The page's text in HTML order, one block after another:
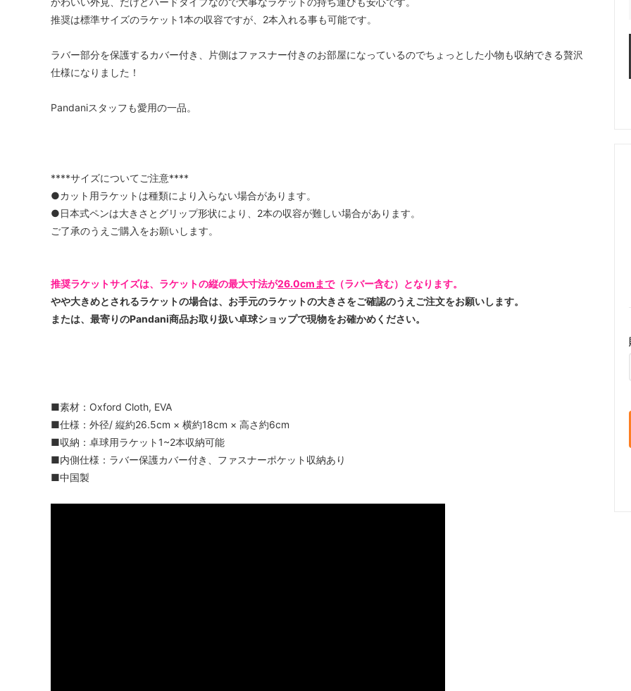
推奨は標準サイズのラケット1本の収容ですが、2本入れる事も可能です。
ラバー部分を保護するカバー付き、片側はファスナー付きのお部屋になっているのでちょっとした小物も収納できる贅沢
仕様になりました！
Pandaniスタッフも愛用の一品。
****サイズについてご注意****
●カット用ラケットは種類により入らない場合があります。
●日本式ペンは大きさとグリップ形状により、2本の収容が難しい場合があります。
ご了承のうえご購入をお願いします。
推奨ラケットサイズは、ラケットの縦の最大寸法が26.0cmまで（ラバー含む）となります。
やや大きめとされるラケットの場合は、お手元のラケットの大きさをご確認のうえご注文をお願いします。
または、最寄りのPandani商品お取り扱い卓球ショップで現物をお確かめください。
■素材：Oxford Cloth, EVA
■仕様：外径/ 縦約26.5cm × 横約18cm × 高さ約6cm
■収納：卓球用ラケット1~2本収納可能
■内側仕様：ラバー保護カバー付き、ファスナーポケット収納あり
■中国製